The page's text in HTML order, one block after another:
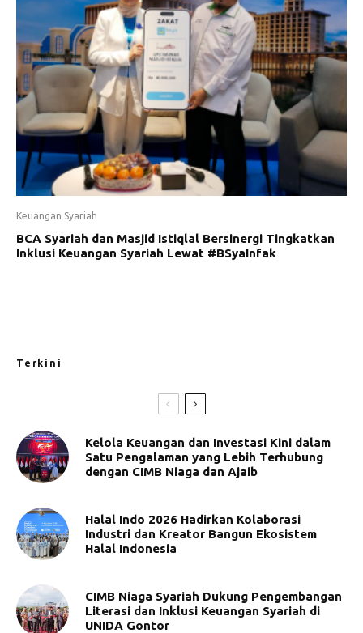
Keuangan Syariah
BCA Syariah dan Masjid Istiqlal Bersinergi Tingkatkan
Inklusi Keuangan Syariah Lewat #BSyaInfak
Terkini
Kelola Keuangan dan Investasi Kini dalam
Satu Pengalaman yang Lebih Terhubung
dengan CIMB Niaga dan Ajaib
Halal Indo 2026 Hadirkan Kolaborasi
Industri dan Kreator Bangun Ekosistem
Halal Indonesia
CIMB Niaga Syariah Dukung Pengembangan
Literasi dan Inklusi Keuangan Syariah di
UNIDA Gontor